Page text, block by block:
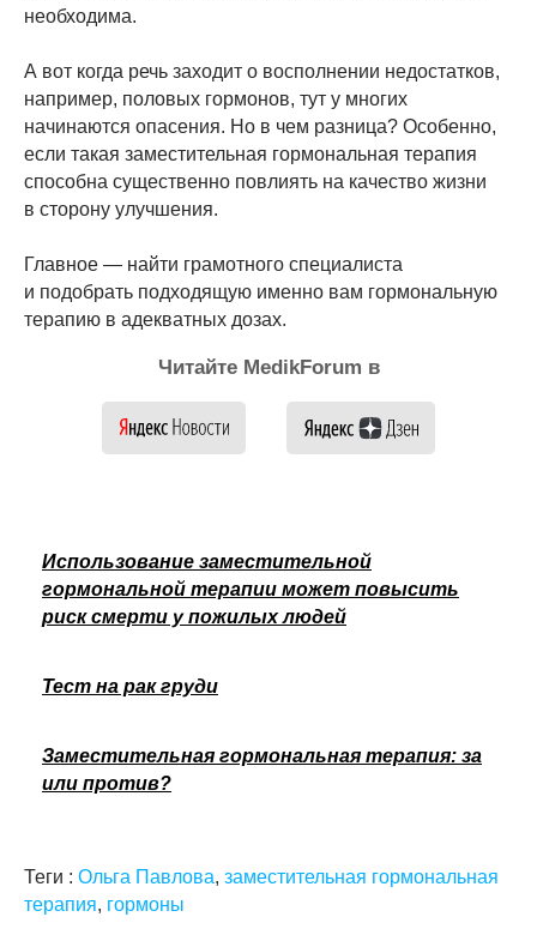
необходима.
А вот когда речь заходит о восполнении недостатков,
например, половых гормонов, тут у многих
начинаются опасения. Но в чем разница? Особенно,
если такая заместительная гормональная терапия
способна существенно повлиять на качество жизни
в сторону улучшения.
Главное — найти грамотного специалиста
и подобрать подходящую именно вам гормональную
терапию в адекватных дозах.
Читайте MedikForum в
Использование заместительной
гормональной терапии может повысить
риск смерти у пожилых людей
Тест на рак груди
Заместительная гормональная терапия: за
или против?
Теги : Ольга Павлова, заместительная гормональная
терапия, гормоны